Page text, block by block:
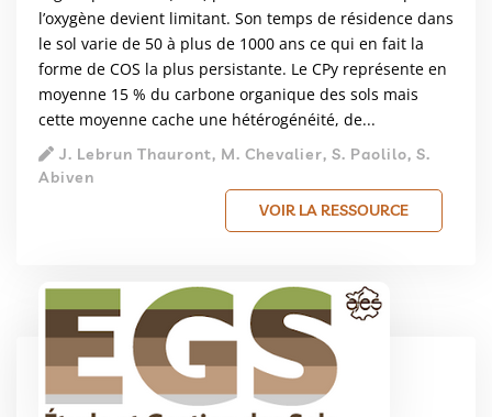
l’oxygène devient limitant. Son temps de résidence dans
le sol varie de 50 à plus de 1000 ans ce qui en fait la
forme de COS la plus persistante. Le CPy représente en
moyenne 15 % du carbone organique des sols mais
cette moyenne cache une hétérogénéité, de...
J. Lebrun Thauront, M. Chevalier, S. Paolilo, S.
Abiven
VOIR LA RESSOURCE